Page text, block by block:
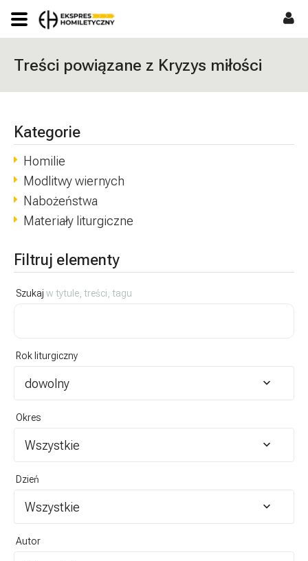
Treści powiązane z Kryzys miłości
Kategorie
Homilie
Modlitwy wiernych
Nabożeństwa
Materiały liturgiczne
Filtruj elementy
Szukaj w tytule, treści, tagu
Rok liturgiczny
dowolny
Okres
Wszystkie
Dzień
Wszystkie
Autor